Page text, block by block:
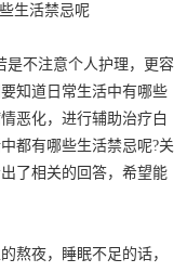
是不注意个人护理，更容
知道日常生活中有哪些
恶化，进行辅助治疗白
都有哪些生活禁忌呢?关
了相关的回答，希望能
熬夜，睡眠不足的话，